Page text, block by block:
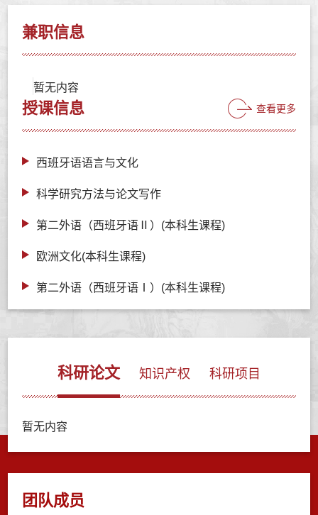
兼职信息
暂无内容
授课信息 查看更多
西班牙语语言与文化
科学研究方法与论文写作
第二外语（西班牙语Ⅱ）(本科生课程)
欧洲文化(本科生课程)
第二外语（西班牙语Ⅰ）(本科生课程)
科研论文 知识产权 科研项目
暂无内容
团队成员